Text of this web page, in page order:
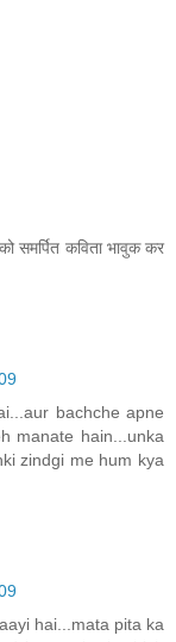
समर्पित कविता भावुक कर
bachche apne
manate hain...unka
zindgi me hum kya
hai...mata pita ka